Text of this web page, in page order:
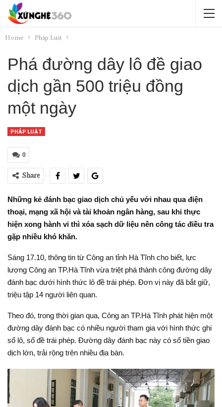
Home Pháp Luật
Phá đường dây lô đề giao
dịch gần 500 triệu đồng
một ngày
PHÁP LUẬT
0
Share
Những kẻ đánh bạc giao dịch chủ yếu với nhau qua điện
thoại, mạng xã hội và tài khoản ngân hàng, sau khi thực
hiện xong hành vi thì xóa sạch dữ liệu nên công tác điều tra
gặp nhiều khó khăn.
Sáng 17.10, thông tin từ Công an tỉnh Hà Tĩnh cho biết, lực
lượng Công an TP.Hà Tĩnh vừa triệt phá thành công đường dây
đánh bạc dưới hình thức lô đề trái phép. Đơn vị này đã bắt giữ,
triệu tập 14 người liên quan.
Theo đó, trong thời gian qua, Công an TP.Hà Tĩnh phát hiện một
đường dây đánh bạc có nhiều người tham gia với hình thức ghi
số lô, số đề trái phép. Đường dây đánh bạc này có số tiền giao
dịch lớn, trải rộng trên nhiều địa bàn.